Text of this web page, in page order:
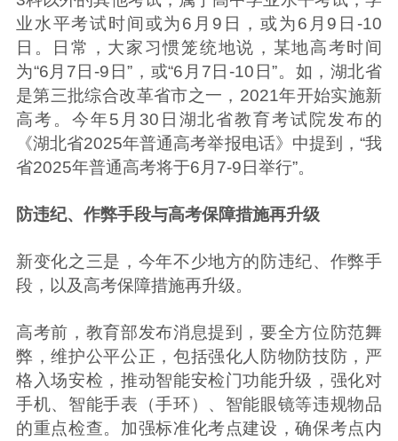
业水平考试时间或为6月9日，或为6月9日-10
日。日常，大家习惯笼统地说，某地高考时间
为“6月7日-9日”，或“6月7日-10日”。如，湖北省
是第三批综合改革省市之一，2021年开始实施新
高考。今年5月30日湖北省教育考试院发布的
《湖北省2025年普通高考举报电话》中提到，“我
省2025年普通高考将于6月7-9日举行”。
防违纪、作弊手段与高考保障措施再升级
新变化之三是，今年不少地方的防违纪、作弊手
段，以及高考保障措施再升级。
高考前，教育部发布消息提到，要全方位防范舞
弊，维护公平公正，包括强化人防物防技防，严
格入场安检，推动智能安检门功能升级，强化对
手机、智能手表（手环）、智能眼镜等违规物品
的重点检查。加强标准化考点建设，确保考点内